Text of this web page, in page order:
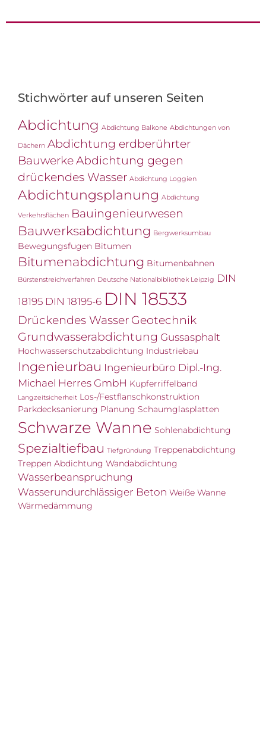
Stichwörter auf unseren Seiten
Abdichtung Abdichtung Balkone Abdichtungen von
Dächern Abdichtung erdberührter
BauwerkeAbdichtung gegen
drückendes Wasser Abdichtung Loggien
Abdichtungsplanung Abdichtung
Verkehrsflächen Bauingenieurwesen
Bauwerksabdichtung Bergwerksumbau
Bewegungsfugen Bitumen
Bitumenabdichtung Bitumenbahnen
Bürstenstreichverfahren Deutsche Nationalbibliothek Leipzig DIN
18195 DIN 18195-6 DIN 18533
Drückendes Wasser Geotechnik
Grundwasserabdichtung Gussasphalt
Hochwasserschutzabdichtung Industriebau
Ingenieurbau Ingenieurbüro Dipl.-Ing.
Michael Herres GmbH Kupferriffelband
Langzeitsicherheit Los-/Festflanschkonstruktion
Parkdecksanierung Planung Schaumglasplatten
Schwarze Wanne Sohlenabdichtung
Spezialtiefbau Tiefgründung Treppenabdichtung
Treppen Abdichtung Wandabdichtung
Wasserbeanspruchung
Wasserundurchlässiger Beton Weiße Wanne
Wärmedämmung